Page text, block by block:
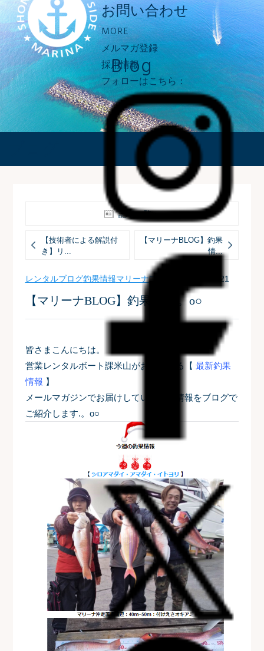
お問い合わせ
MORE
メルマガ登録
採用情報
フォローはこちら：
Blog
記事一覧へ
【技術者による解説付
き】リ...
【マリーナBLOG】釣果
情...
レンタルブログ釣果情報マリーナブログ | 2020-12-21
【マリーナBLOG】釣果情報.。o○
皆さまこんにちは。
営業レンタルボート課米山がお届けする【 最新釣果
情報 】
メールマガジンでお届けしている釣果情報をブログで
ご紹介します.。o○